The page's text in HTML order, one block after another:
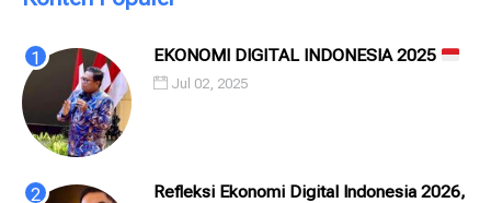
EKONOMI DIGITAL INDONESIA 2025
Jul 02, 2025
Refleksi Ekonomi Digital Indonesia 2026,